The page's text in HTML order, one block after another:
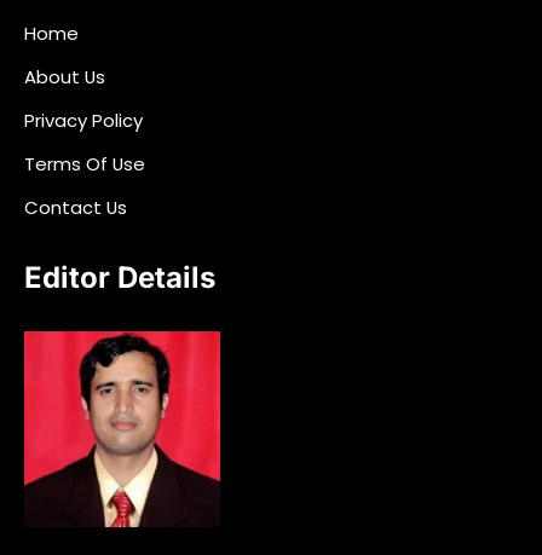
Home
About Us
Privacy Policy
Terms Of Use
Contact Us
Editor Details